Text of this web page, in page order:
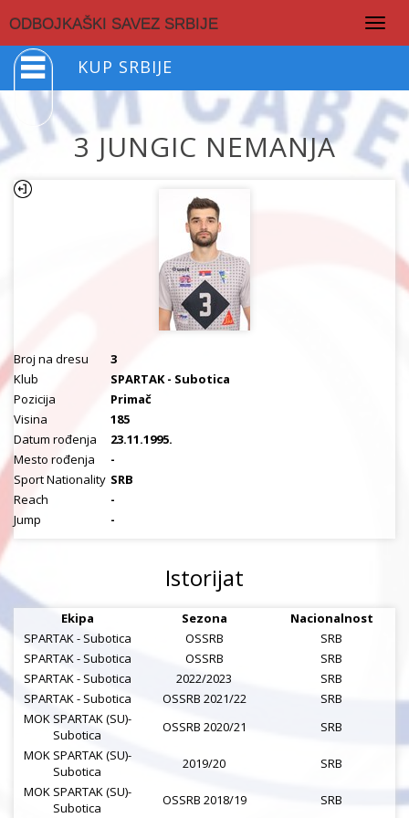
ODBOJKAŠKI SAVEZ SRBIJE
KUP SRBIJE
3 JUNGIC NEMANJA
Broj na dresu
3
Klub
SPARTAK - Subotica
Pozicija
Primač
Visina
185
Datum rođenja
23.11.1995.
Mesto rođenja
-
Sport Nationality SRB
Reach
-
Jump
-
Istorijat
Ekipa Sezona
Nacionalnost
SPARTAK - Subotica
OSSRB
SRB
SPARTAK - Subotica
OSSRB
SRB
SPARTAK - Subotica
2022/2023
SRB
SPARTAK - Subotica
OSSRB 2021/22
SRB
MOK SPARTAK (SU)-
Subotica
OSSRB 2020/21
SRB
MOK SPARTAK (SU)-
Subotica
2019/20
SRB
MOK SPARTAK (SU)-
Subotica
OSSRB 2018/19 SRB